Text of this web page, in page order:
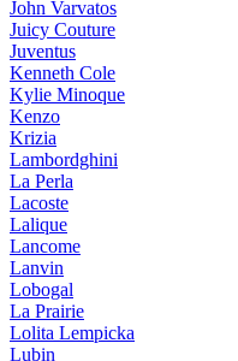
John Varvatos
Juicy Couture
Juventus
Kenneth Cole
Kylie Minoque
Kenzo
Krizia
Lambordghini
La Perla
Lacoste
Lalique
Lancome
Lanvin
Lobogal
La Prairie
Lolita Lempicka
Lubin